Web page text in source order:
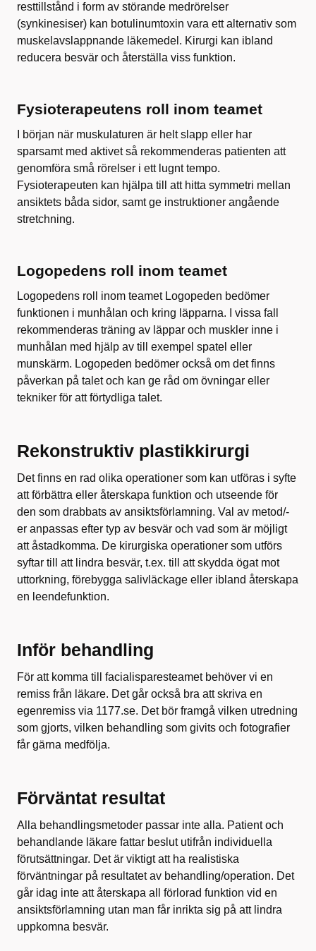
resttillstånd i form av störande medrörelser
(synkinesiser) kan botulinumtoxin vara ett alternativ som
muskelavslappnande läkemedel. Kirurgi kan ibland
reducera besvär och återställa viss funktion.
Fysioterapeutens roll inom teamet
I början när muskulaturen är helt slapp eller har
sparsamt med aktivet så rekommenderas patienten att
genomföra små rörelser i ett lugnt tempo.
Fysioterapeuten kan hjälpa till att hitta symmetri mellan
ansiktets båda sidor, samt ge instruktioner angående
stretchning.
Logopedens roll inom teamet
Logopedens roll inom teamet Logopeden bedömer
funktionen i munhålan och kring läpparna. I vissa fall
rekommenderas träning av läppar och muskler inne i
munhålan med hjälp av till exempel spatel eller
munskärm. Logopeden bedömer också om det finns
påverkan på talet och kan ge råd om övningar eller
tekniker för att förtydliga talet.
Rekonstruktiv plastikkirurgi
Det finns en rad olika operationer som kan utföras i syfte
att förbättra eller återskapa funktion och utseende för
den som drabbats av ansiktsförlamning. Val av metod/-
er anpassas efter typ av besvär och vad som är möjligt
att åstadkomma. De kirurgiska operationer som utförs
syftar till att lindra besvär, t.ex. till att skydda ögat mot
uttorkning, förebygga salivläckage eller ibland återskapa
en leendefunktion.
Inför behandling
För att komma till facialisparesteamet behöver vi en
remiss från läkare. Det går också bra att skriva en
egenremiss via 1177.se. Det bör framgå vilken utredning
som gjorts, vilken behandling som givits och fotografier
får gärna medfölja.
Förväntat resultat
Alla behandlingsmetoder passar inte alla. Patient och
behandlande läkare fattar beslut utifrån individuella
förutsättningar. Det är viktigt att ha realistiska
förväntningar på resultatet av behandling/operation. Det
går idag inte att återskapa all förlorad funktion vid en
ansiktsförlamning utan man får inrikta sig på att lindra
uppkomna besvär.